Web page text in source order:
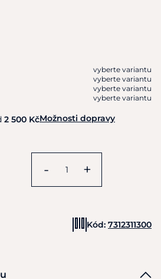
vyberte variantu
vyberte variantu
vyberte variantu
vyberte variantu
2 500 KčMožnosti dopravy
- +
Kód: 7312311300